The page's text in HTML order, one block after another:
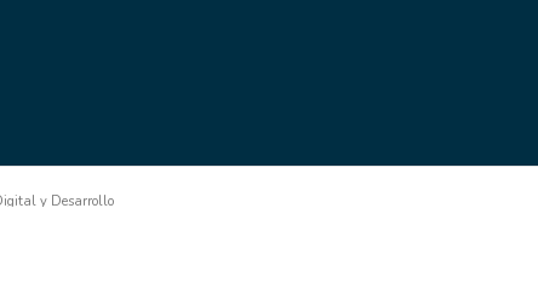
y Desarrollo